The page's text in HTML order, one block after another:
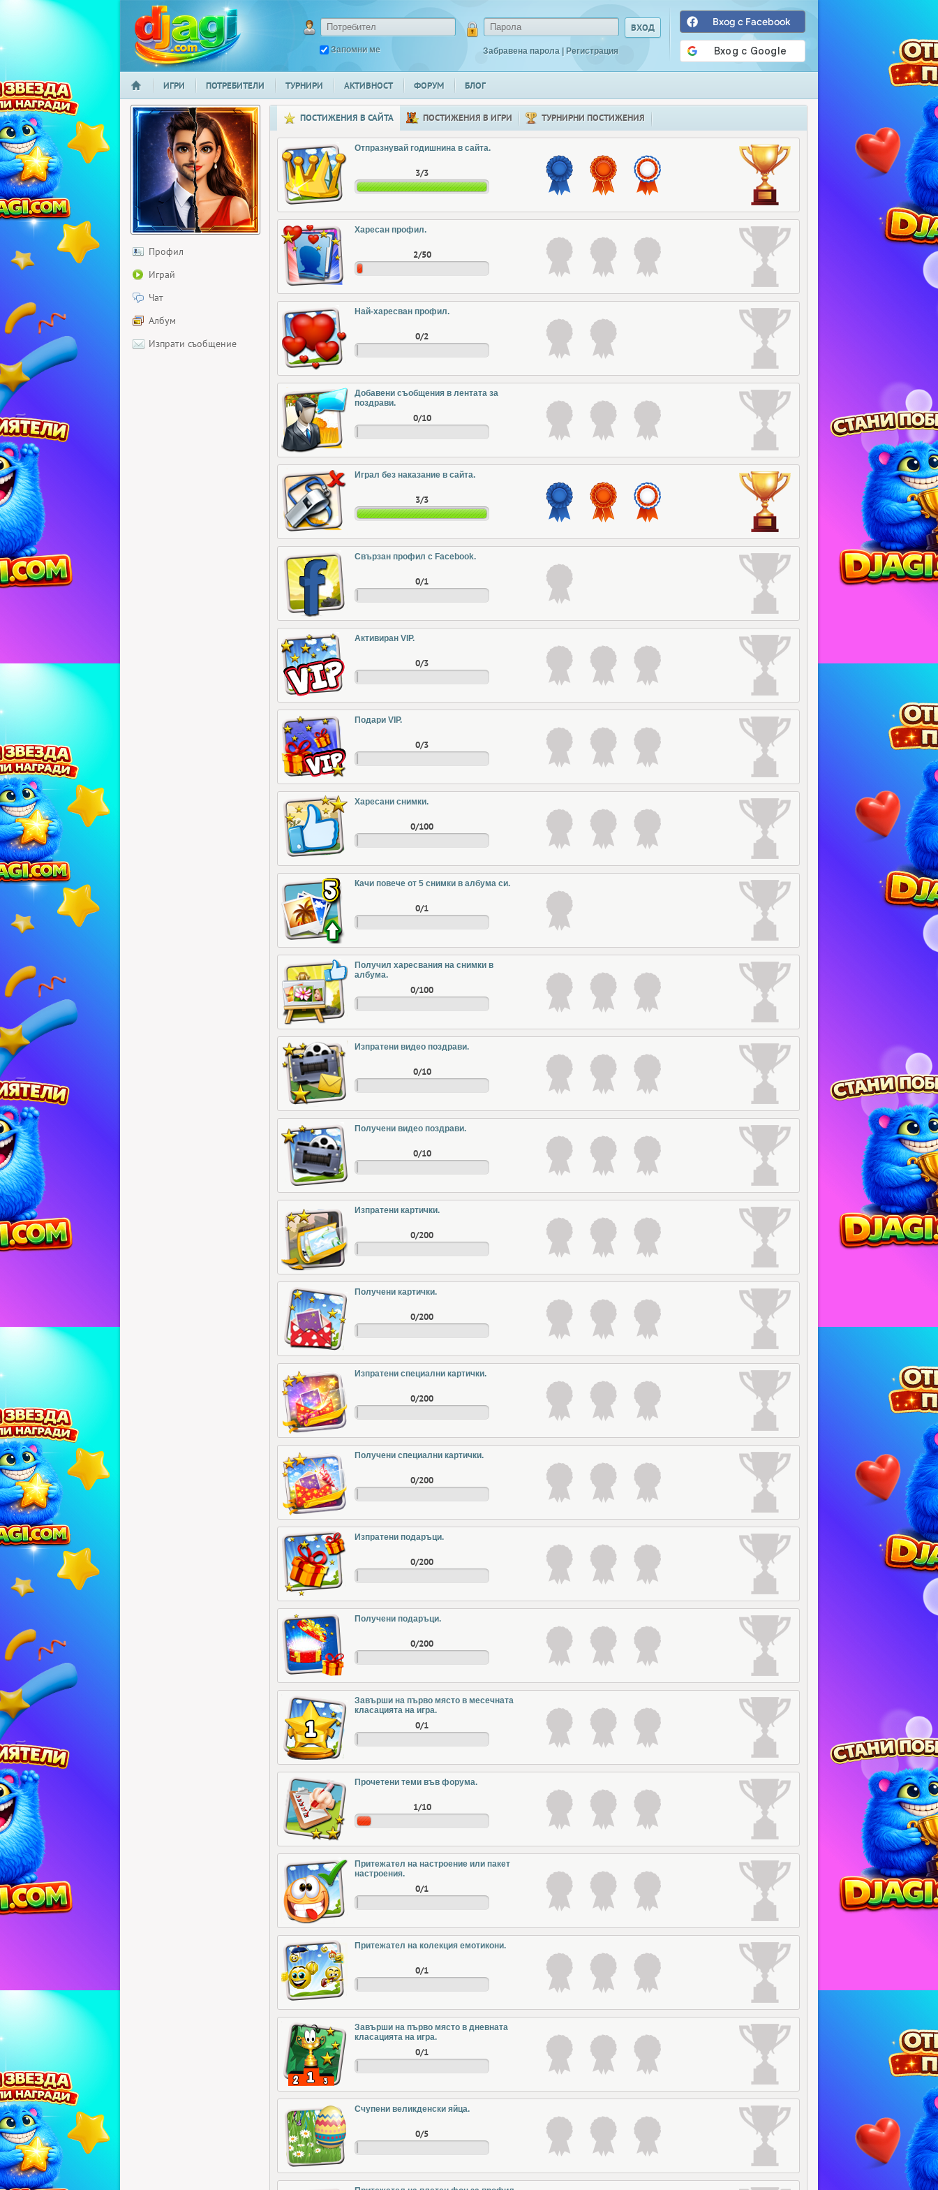
djagi.com
Запомни ме Забравена парола | Регистрация
Вход с Facebook
НАЧАЛО
ИГРИ ПОТРЕБИТЕЛИ ТУРНИРИ АКТИВНОСТ ФОРУМ БЛОГ
Профил
Играй
Чат
Албум
Изпрати съобщение
ПОСТИЖЕНИЯ В САЙТА ПОСТИЖЕНИЯ В ИГРИ ТУРНИРНИ ПОСТИЖЕНИЯ
Отпразнувай годишнина в сайта.
3/3
Харесан профил.
2/50
Най-харесван профил.
0/2
Добавени съобщения в лентата за
поздрави.
0/10
Играл без наказание в сайта.
3/3
Свързан профил с Facebook.
0/1
Активиран VIP.
0/3
Подари VIP.
0/3
Харесани снимки.
0/100
Качи повече от 5 снимки в албума си.
0/1
Получил харесвания на снимки в
албума.
0/100
Изпратени видео поздрави.
0/10
Получени видео поздрави.
0/10
Изпратени картички.
0/200
Получени картички.
0/200
Изпратени специални картички.
0/200
Получени специални картички.
0/200
Изпратени подаръци.
0/200
Получени подаръци.
0/200
Завърши на първо място в месечната
класацията на игра.
0/1
Прочетени теми във форума.
1/10
Притежател на настроение или пакет
настроения.
0/1
Притежател на колекция емотикони.
0/1
Завърши на първо място в дневната
класацията на игра.
0/1
Счупени великденски яйца.
0/5